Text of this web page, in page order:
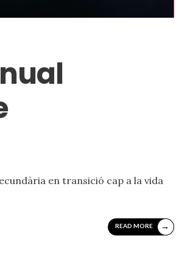
en transició cap a la vida
READ MORE →